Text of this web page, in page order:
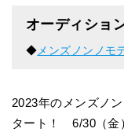
オーディショ
◆ メンズノンノモ
2023年のメンズノ
タート！ 6/30（金